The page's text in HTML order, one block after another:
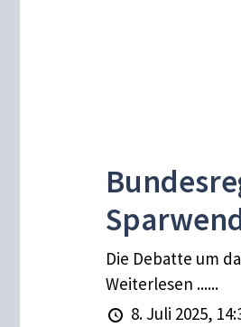
Die Debatte um
Weiterlesen ......
8. Juli 2025,